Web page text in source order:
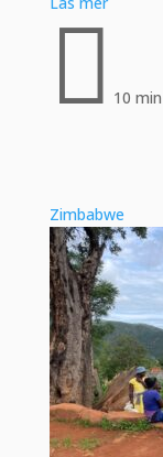
 10
Zimbabwe